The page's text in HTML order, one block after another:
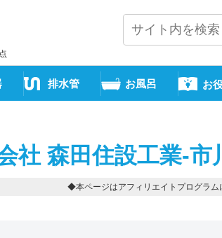
排水管 お風呂 お
社 森田住設工業-市
◆本ページはアフィリエイトプログラム